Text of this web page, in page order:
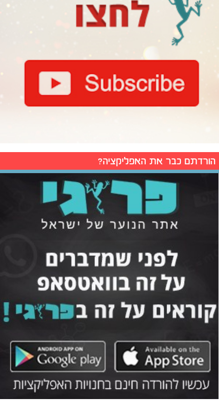
הורדתם כבר את האפליקציה?